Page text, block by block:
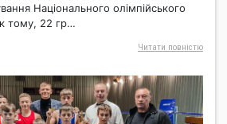
Національного олімпійського
тому, 22 гр…
Читати повнiстю